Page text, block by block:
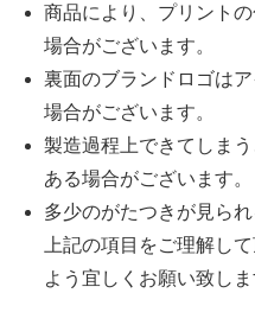
商品により、プリント
場合がございます。
裏面のブランドロゴは
場合がございます。
製造過程上できてしま
ある場合がございます。
多少のがたつきが見られ
上記の項目をご理解し
よう宜しくお願い致しま